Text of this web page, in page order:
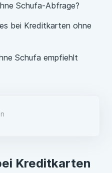
Schufa-Abfrage?
bei Kreditkarten ohne
Schufa empfiehlt
Kreditkarten